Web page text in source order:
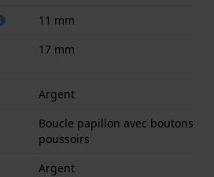
11 mm
17 mm
Argent
Boucle papillon avec boutons
poussoirs
Argent